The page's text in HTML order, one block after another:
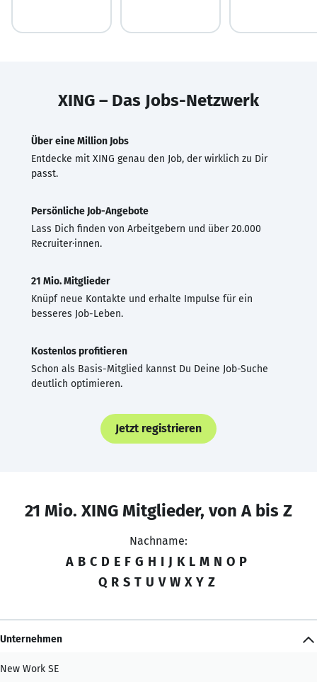
XING – Das Jobs-Netzwerk
Über eine Million Jobs
Entdecke mit XING genau den Job, der wirklich zu Dir
passt.
Persönliche Job-Angebote
Lass Dich finden von Arbeitgebern und über 20.000
Recruiter·innen.
21 Mio. Mitglieder
Knüpf neue Kontakte und erhalte Impulse für ein
besseres Job-Leben.
Kostenlos profitieren
Schon als Basis-Mitglied kannst Du Deine Job-Suche
deutlich optimieren.
Jetzt registrieren
21 Mio. XING Mitglieder, von A bis Z
Nachname:
A B C D E F G H I J K L M N O P
Q R S T U V W X Y Z
Unternehmen
New Work SE